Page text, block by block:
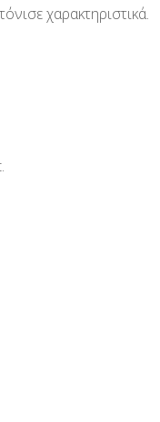
χαρακτηριστικά.